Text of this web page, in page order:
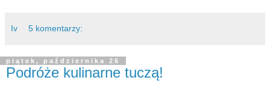
Iv 5 komentarzy:
piątek, października 26
Podróże kulinarne tuczą!